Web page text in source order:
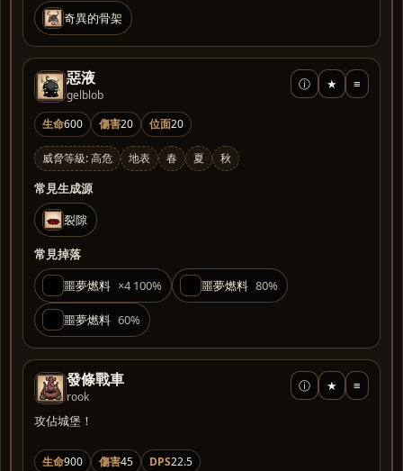
奇異的骨架
惡液
gelblob
ⓘ ★ ≡
生命600 傷害20 位面20
威脅等級: 高危 地表 春 夏 秋
常見生成源
裂隙
常見掉落
噩夢燃料 ×4 100% 噩夢燃料 80%
噩夢燃料 60%
發條戰車
rook
ⓘ ★ ≡
攻佔城堡！
生命900 傷害45 DPS22.5